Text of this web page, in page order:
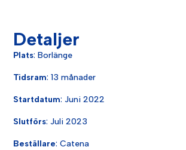
Detaljer
Plats: Borlänge
Tidsram: 13 månader
Startdatum: Juni 2022
Slutförs: Juli 2023
Beställare:Catena